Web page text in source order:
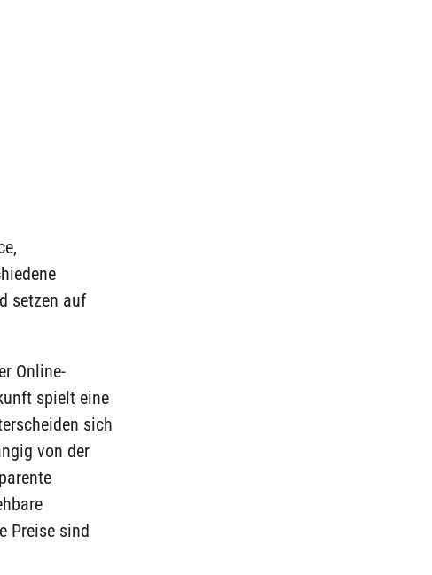
setzen auf
Online-
spielt eine
sich
von der
Preise sind